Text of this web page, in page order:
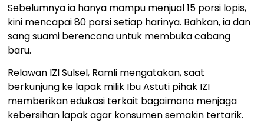
Sebelumnya ia hanya mampu menjual 15 porsi lopis,
kini mencapai 80 porsi setiap harinya. Bahkan, ia dan
sang suami berencana untuk membuka cabang
baru.
Relawan IZI Sulsel, Ramli mengatakan, saat
berkunjung ke lapak milik Ibu Astuti pihak IZI
memberikan edukasi terkait bagaimana menjaga
kebersihan lapak agar konsumen semakin tertarik.